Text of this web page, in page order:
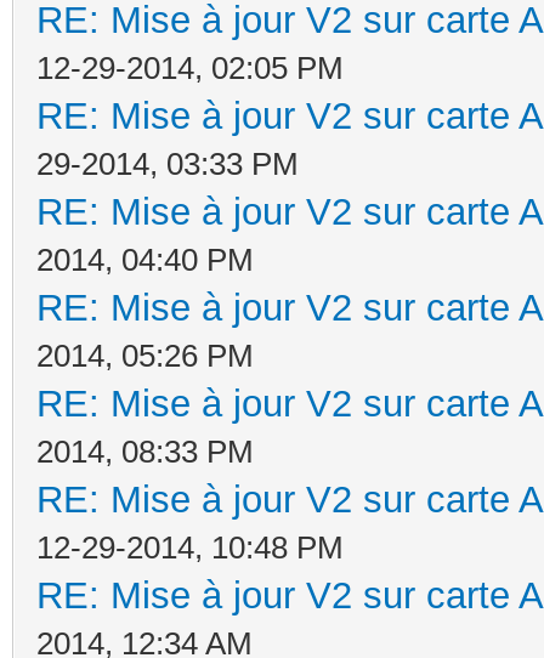
RE: Mise à jour V2 sur carte
12-29-2014, 02:05 PM
RE: Mise à jour V2 sur carte
29-2014, 03:33 PM
RE: Mise à jour V2 sur carte
2014, 04:40 PM
RE: Mise à jour V2 sur carte
2014, 05:26 PM
RE: Mise à jour V2 sur carte
2014, 08:33 PM
RE: Mise à jour V2 sur carte
12-29-2014, 10:48 PM
RE: Mise à jour V2 sur carte
2014, 12:34 AM